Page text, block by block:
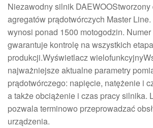
Niezawodny silnik DAEWOOStworzony
agregatów prądotwórczych Master
wynosi ponad 1500 motogodzin.
gwarantuje kontrolę na wszystkich
produkcji.Wyświetlacz
najważniejsze aktualne parametry
prądotwórczego: napięcie, natężenie i
a także obciążenie i czas pracy silnika.
pozwala terminowo przeprowadzać
urządzenia.